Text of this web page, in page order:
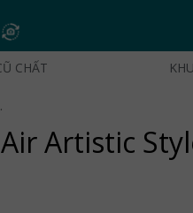
CHẤT
| Chính Hãng
Artistic